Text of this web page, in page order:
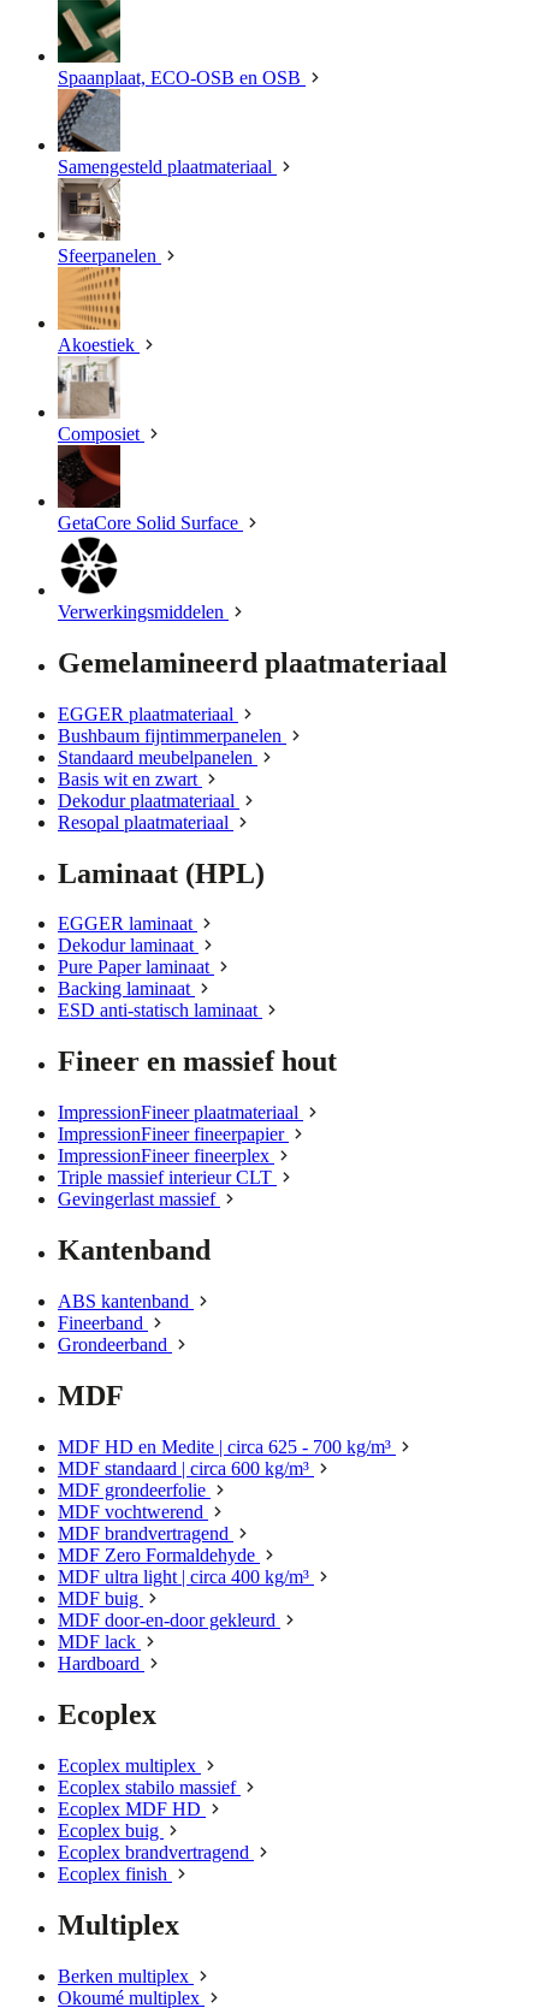
Spaanplaat, ECO-OSB en OSB
Samengesteld plaatmateriaal
Sfeerpanelen
Akoestiek
Composiet
GetaCore Solid Surface
Verwerkingsmiddelen
Gemelamineerd plaatmateriaal
EGGER plaatmateriaal
Bushbaum fijntimmerpanelen
Standaard meubelpanelen
Basis wit en zwart
Dekodur plaatmateriaal
Resopal plaatmateriaal
Laminaat (HPL)
EGGER laminaat
Dekodur laminaat
Pure Paper laminaat
Backing laminaat
ESD anti-statisch laminaat
Fineer en massief hout
ImpressionFineer plaatmateriaal
ImpressionFineer fineerpapier
ImpressionFineer fineerplex
Triple massief interieur CLT
Gevingerlast massief
Kantenband
ABS kantenband
Fineerband
Grondeerband
MDF
MDF HD en Medite | circa 625 - 700 kg/m³
MDF standaard | circa 600 kg/m³
MDF grondeerfolie
MDF vochtwerend
MDF brandvertragend
MDF Zero Formaldehyde
MDF ultra light | circa 400 kg/m³
MDF buig
MDF door-en-door gekleurd
MDF lack
Hardboard
Ecoplex
Ecoplex multiplex
Ecoplex stabilo massief
Ecoplex MDF HD
Ecoplex buig
Ecoplex brandvertragend
Ecoplex finish
Multiplex
Berken multiplex
Okoumé multiplex